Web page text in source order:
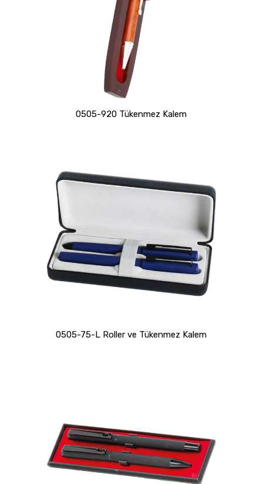
0505-920 Tükenmez Kalem
0505-75-L Roller ve Tükenmez Kalem